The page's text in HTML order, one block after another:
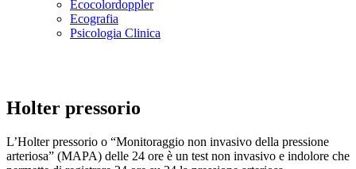
Ecocolordoppler
Ecografia
Psicologia Clinica
Holter pressorio
L’Holter pressorio o “Monitoraggio non invasivo della pressione
arteriosa” (MAPA) delle 24 ore è un test non invasivo e indolore che